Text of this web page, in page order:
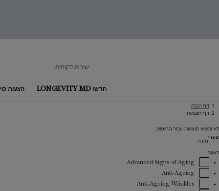
שירות לקוחות
חדש! LONGEVITY MD הצעות
Main content
דף הבית
דף תוצאות
לא נמצאו תוצאות עבור החיפוש.
שפרי
חזרה
דאגות
Advanced Signs of Aging
Anti-Ageing
Anti-Ageing Wrinkles